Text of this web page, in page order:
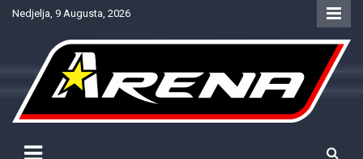
SkipNedjelja, 9 Augusta, 2026
NTV Arena